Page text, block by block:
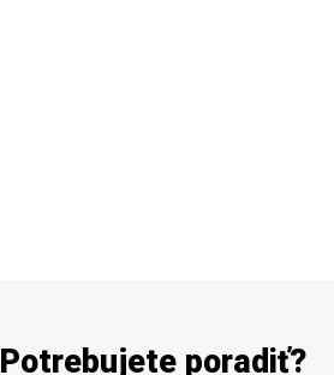
Potrebujete poradiť?